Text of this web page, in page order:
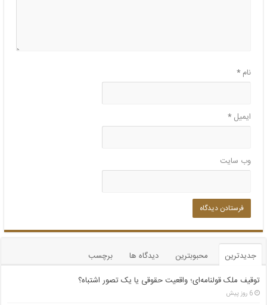
نام*
ایمیل*
وب‌ سایت
جدیدترین محبوبترین دیدگاه ها
برچسب
توقیف ملک قولنامه‌ای؛ واقعیت حقوقی یا یک تصور اشتباه؟
6 روز پیش